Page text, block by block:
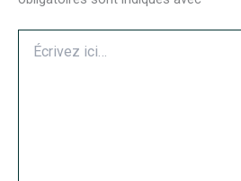
ici…